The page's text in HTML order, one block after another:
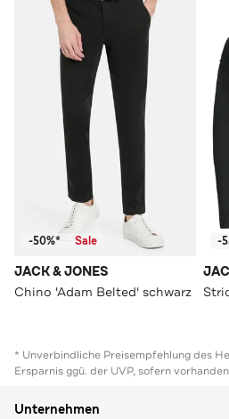
-50%* Sale
JACK & JONES
Chino 'Adam Belted' schwarz
-
* Unverbindliche Preisempfehlung des
Ersparnis ggü. der UVP, sofern vorhanden
Unternehmen